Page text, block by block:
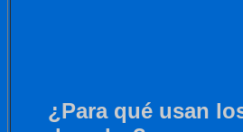
¿Para qué usan